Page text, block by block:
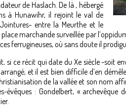
de Haslach. De là , hébergé
à Hunawihr, il rejoint le val de
entre la Meurthe et le
marchande surveillée par
ferrugineuses, où sans doute il
si ce récit qui date du Xe siècle -soit
et il est bien difficile d’en
de la vallée et son nom
évêques : Gondelbert, « archevêque